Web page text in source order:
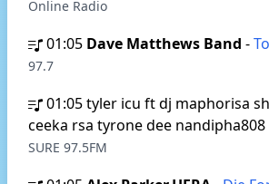
Online Radio
01:05 Dave Matthews Band -
97.7
01:05tyler icu ft dj maphorisa
ceeka rsa tyrone dee
SURE 97.5FM